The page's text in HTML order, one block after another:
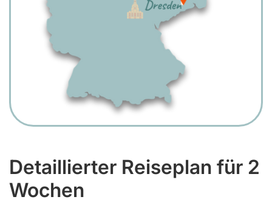
Detaillierter Reiseplan für 2
Wochen